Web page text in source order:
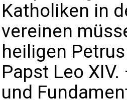
Katholiken in
vereinen
heiligen
Papst Leo
und